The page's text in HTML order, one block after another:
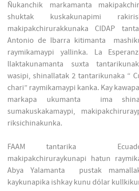
Ñukanchik markamanta
shuktak kuskakunapimi
makipakchirurakkunaka CIDAP
Antonio de Ibarra kitimanta
raymikamaypi yallinka. La
llaktakunamanta suxta
wasipi, shinallatak 2 tantarikunaka “
chari” raymikamaypi kanka. Kay
markapa ukumanta ima
sumakuskakamaypi,
riksichinakunka.
FAAM tantarika Ecuador
makipakchiruraykunapi hatun
Abya Yalamanta pustak
kaykunapika ishkay kunu dólar